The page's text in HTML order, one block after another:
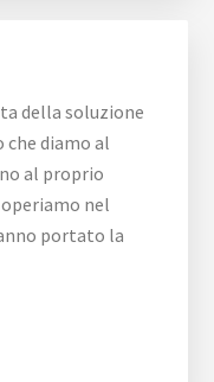
della soluzione
diamo al
al proprio
nel
portato la